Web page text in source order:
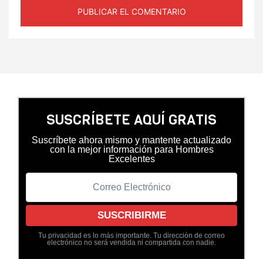
SUSCRÍBETE AQUÍ GRATIS
Suscríbete ahora mismo y mantente actualizado
con la mejor información para Hombres
Excelentes
Tu privacidad es lo más importante. Tu dirección de correo
electrónico no será vendida ni compartida con nadie.